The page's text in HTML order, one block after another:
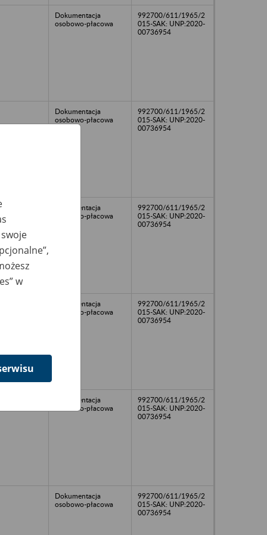
Dokumentacja
osobowo-płacowa
992700/611/1965/2
015-SAK: UNP:2020-
00736954
Dokumentacja
osobowo-płacowa
992700/611/1965/2
015-SAK: UNP:2020-
00736954
Dokumentacja
osobowo-płacowa
992700/611/1965/2
015-SAK: UNP:2020-
00736954
Dokumentacja
osobowo-płacowa
992700/611/1965/2
015-SAK: UNP:2020-
00736954
Dokumentacja
osobowo-płacowa
992700/611/1965/2
015-SAK: UNP:2020-
00736954
Dokumentacja
osobowo-płacowa
992700/611/1965/2
015-SAK: UNP:2020-
00736954
w